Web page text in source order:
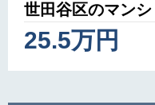
世田谷区のマン
25.5万円